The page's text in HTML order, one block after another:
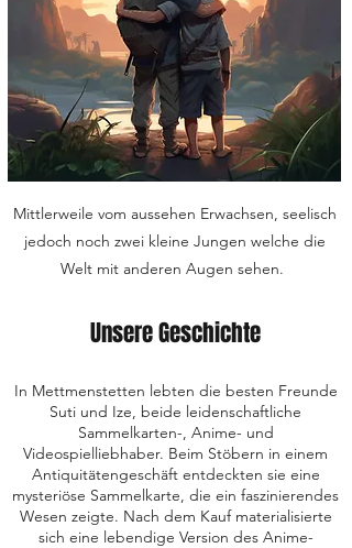
Mittlerweile vom aussehen Erwachsen, seelisch
jedoch noch zwei kleine Jungen welche die
Welt mit anderen Augen sehen.
Unsere Geschichte
In Mettmenstetten lebten die besten Freunde
Suti und Ize, beide leidenschaftliche
Sammelkarten-, Anime- und
Videospielliebhaber. Beim Stöbern in einem
Antiquitätengeschäft entdeckten sie eine
mysteriöse Sammelkarte, die ein faszinierendes
Wesen zeigte. Nach dem Kauf materialisierte
sich eine lebendige Version des Anime-